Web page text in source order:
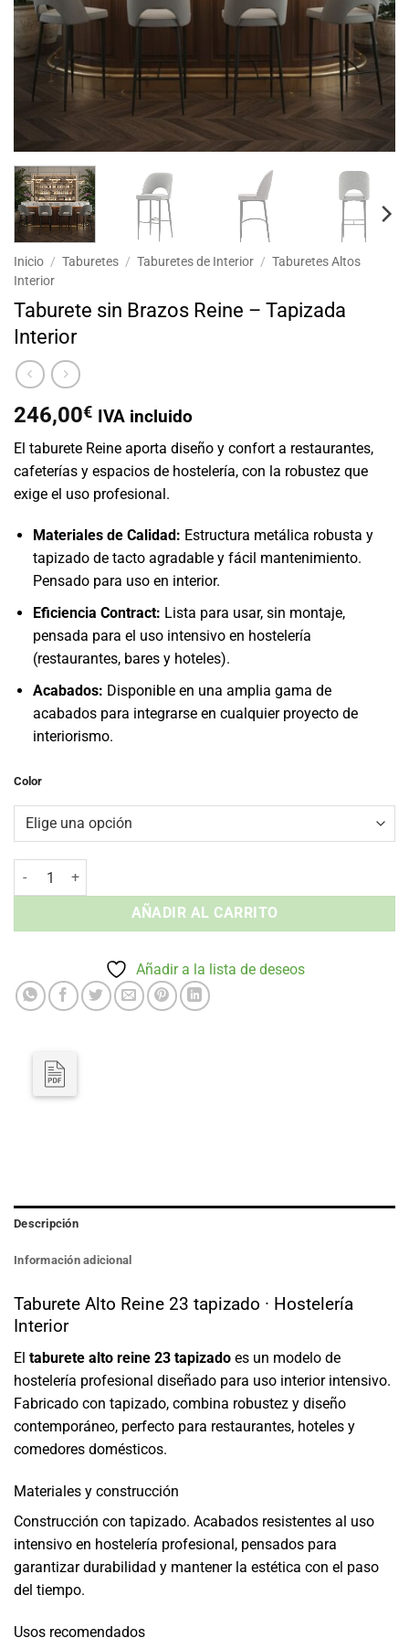
Inicio / Taburetes / Taburetes de Interior / Taburetes Altos
Interior
Taburete sin Brazos Reine – Tapizada
Interior
246,00€ IVA incluido
El taburete Reine aporta diseño y confort a restaurantes,
cafeterías y espacios de hostelería, con la robustez que
exige el uso profesional.
Materiales de Calidad: Estructura metálica robusta y
tapizado de tacto agradable y fácil mantenimiento.
Pensado para uso en interior.
Eficiencia Contract: Lista para usar, sin montaje,
pensada para el uso intensivo en hostelería
(restaurantes, bares y hoteles).
Acabados: Disponible en una amplia gama de
acabados para integrarse en cualquier proyecto de
interiorismo.
Color
Taburete sin Brazos Reine - Tapizada Interior cantidad
AÑADIR AL CARRITO
Añadir a la lista de deseos
Descripción
Información adicional
Taburete Alto Reine 23 tapizado · Hostelería
Interior
El taburete alto reine 23 tapizado es un modelo de
hostelería profesional diseñado para uso interior intensivo.
Fabricado con tapizado, combina robustez y diseño
contemporáneo, perfecto para restaurantes, hoteles y
comedores domésticos.
Materiales y construcción
Construcción con tapizado. Acabados resistentes al uso
intensivo en hostelería profesional, pensados para
garantizar durabilidad y mantener la estética con el paso
del tiempo.
Usos recomendados